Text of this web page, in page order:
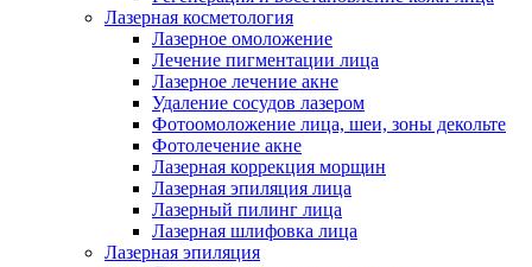
Лазерная косметология
Лазерное омоложение
Лечение пигментации лица
Лазерное лечение акне
Удаление сосудов лазером
Фотоомоложение лица, шеи, зоны декольте
Фотолечение акне
Лазерная коррекция морщин
Лазерная эпиляция лица
Лазерный пилинг лица
Лазерная шлифовка лица
Лазерная эпиляция